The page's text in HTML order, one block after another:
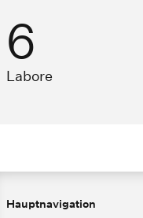
7
Labore
Hauptnavigation